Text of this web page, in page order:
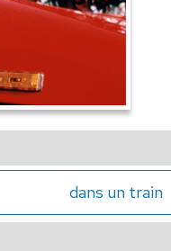
dans un train